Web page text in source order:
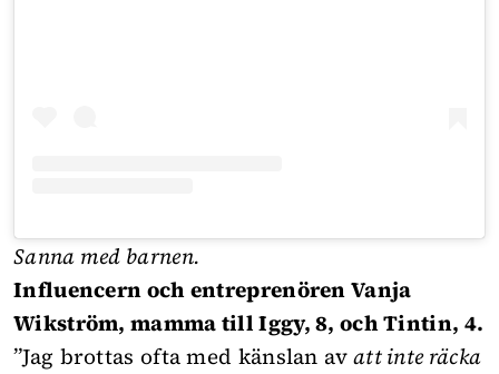
Sanna med barnen.
Influencern och entreprenören Vanja
Wikström, mamma till Iggy, 8, och Tintin, 4.
”Jag brottas ofta med känslan avatt inte räcka